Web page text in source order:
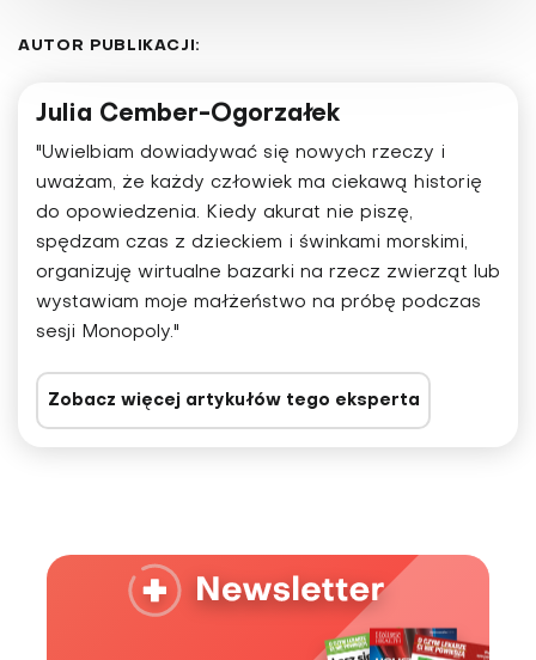
AUTOR PUBLIKACJI:
Julia Cember-Ogorzałek
"Uwielbiam dowiadywać się nowych rzeczy i
uważam, że każdy człowiek ma ciekawą historię
do opowiedzenia. Kiedy akurat nie piszę,
spędzam czas z dzieckiem i świnkami morskimi,
organizuję wirtualne bazarki na rzecz zwierząt lub
wystawiam moje małżeństwo na próbę podczas
sesji Monopoly."
Zobacz więcej artykułów tego eksperta